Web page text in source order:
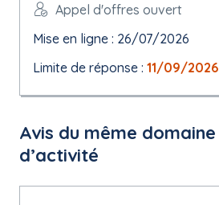
Appel d'offres ouvert
Mise en ligne : 26/07/2026
Limite de réponse : 11/09/2026
Avis du même domaine
d’activité